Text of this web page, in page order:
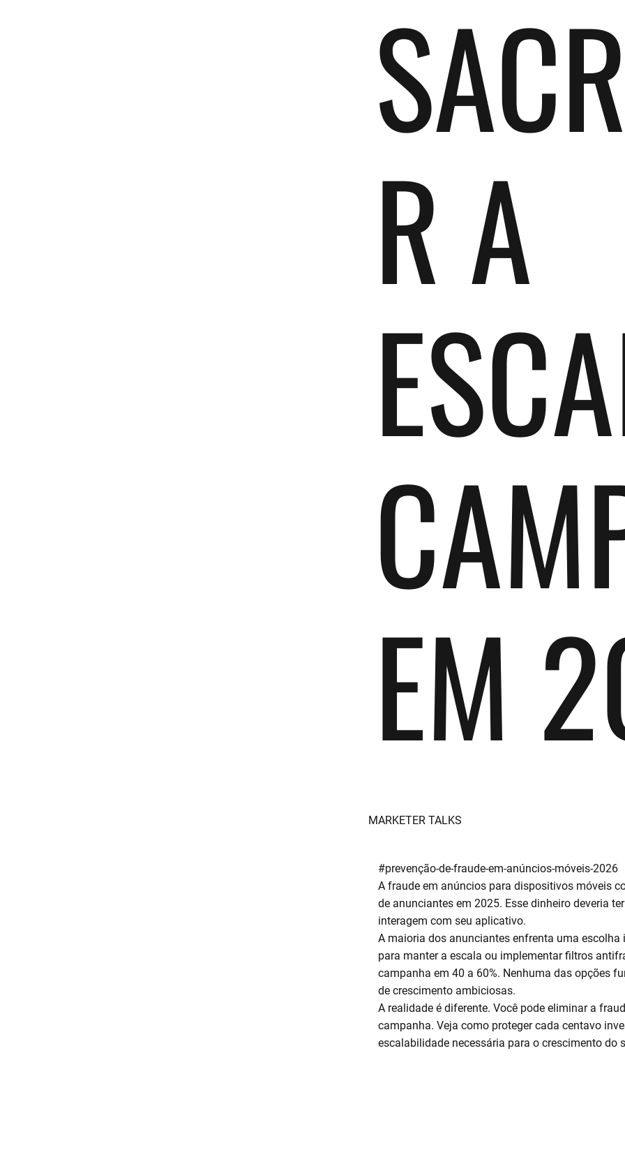
R A
EM
MARKETER TALKS
#prevenção-de-fraude-em-anúncios-móveis-2026
A fraude em anúncios para dispositivos móveis
de anunciantes em 2025. Esse dinheiro deveria
interagem com seu aplicativo.
A maioria dos anunciantes enfrenta uma
para manter a escala ou implementar filtros
campanha em 40 a 60%. Nenhuma das opções
de crescimento ambiciosas.
A realidade é diferente. Você pode eliminar a
campanha. Veja como proteger cada centavo
escalabilidade necessária para o crescimento do